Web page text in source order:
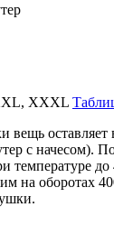
XХХL
вещь
с начесом).
температуре
на оборотах